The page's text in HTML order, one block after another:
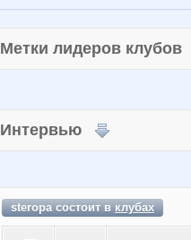
Метки лидеров клубов
Интервью
steropa состоит вклубах